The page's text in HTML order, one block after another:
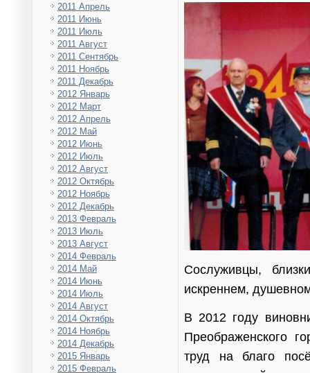
2011 Апрель
2011 Июнь
2011 Июль
2011 Август
2011 Сентябрь
2011 Ноябрь
2011 Декабрь
2012 Январь
2012 Март
2012 Апрель
2012 Май
2012 Июнь
2012 Июль
2012 Август
2012 Октябрь
2012 Ноябрь
2012 Декабрь
2013 Февраль
2013 Июль
2013 Август
2014 Февраль
2014 Май
2014 Июнь
2014 Июль
2014 Август
2014 Октябрь
2014 Ноябрь
2014 Декабрь
2015 Январь
2015 Февраль
Сослуживцы,
искреннем,
В 2012 году
Преображенского
труд на благо